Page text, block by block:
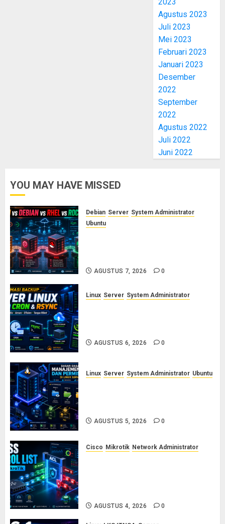
Agustus 2023
Juli 2023
Mei 2023
Februari 2023
Januari 2023
Desember
2022
September
2022
Agustus 2022
Juli 2022
Juni 2022
YOU MAY HAVE MISSED
Debian Server System Administrator
Ubuntu
AGUSTUS 7, 2026 0
Linux Server System Administrator
AGUSTUS 6, 2026 0
Linux Server System Administrator Ubuntu
AGUSTUS 5, 2026 0
Cisco Mikrotik Network Administrator
AGUSTUS 4, 2026 0